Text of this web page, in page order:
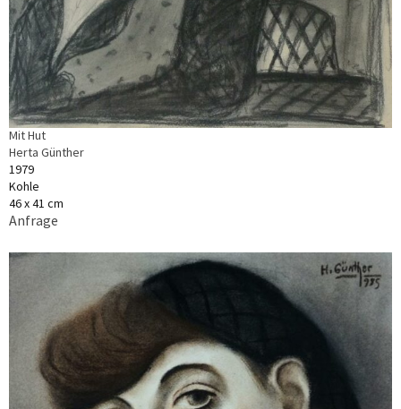
Mit Hut
Herta Günther
1979
Kohle
46 x 41 cm
Anfrage